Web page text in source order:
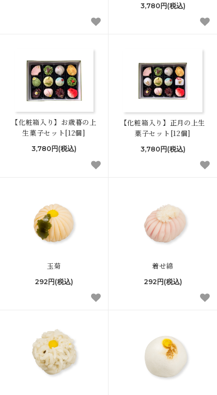
3,780円(税込)
【化粧箱入り】お歳暮の上
生菓子セット[12個]
3,780円(税込)
【化粧箱入り】正月の上生
菓子セット[12個]
3,780円(税込)
玉菊
292円(税込)
着せ綿
292円(税込)